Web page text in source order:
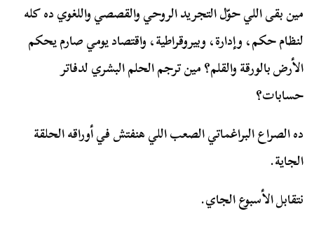
مين بقى اللي حوّل التجريد الروحي والقصصي واللغوي ده كله
لنظام حكم، وإدارة، وبيروقراطية، واقتصاد يومي صارم يحكم
الأرض بالورقة والقلم؟ مين ترجم الحلم البشري لدفاتر
حسابات؟
ده الصراع البراغماتي الصعب اللي هنفتش في أوراقه الحلقة
الجاية.
نتقابل الأسبوع الجاي.